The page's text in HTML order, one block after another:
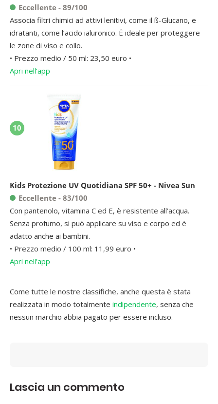
Eccellente - 89/100
Associa filtri chimici ad attivi lenitivi, come il ß-Glucano, e
idratanti, come l’acido ialuronico. È ideale per proteggere
le zone di viso e collo.
• Prezzo medio / 50 ml: 23,50 euro •
Apri nell’app
10
Kids Protezione UV Quotidiana SPF 50+ - Nivea Sun
Eccellente - 83/100
Con pantenolo, vitamina C ed E, è resistente all’acqua.
Senza profumo, si può applicare su viso e corpo ed è
adatto anche ai bambini.
• Prezzo medio / 100 ml: 11,99 euro •
Apri nell’app
Come tutte le nostre classifiche, anche questa è stata
realizzata in modo totalmente indipendente, senza che
nessun marchio abbia pagato per essere incluso.
Lascia un commento